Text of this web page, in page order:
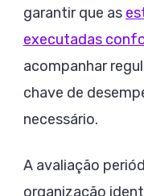
garantir que as
executadas
acompanhar
chave de
necessário.
A avaliação
organização